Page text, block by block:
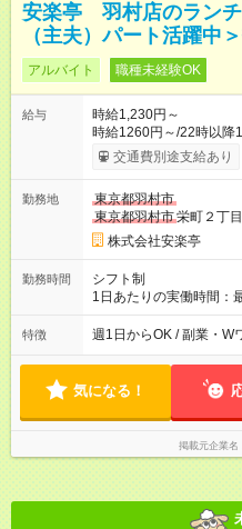
安楽亭 羽村店のラン
（主夫）パート活躍中
アルバイト 職種未経験OK
給与
時給1,230円～
時給1260円～/22時以降1575円 ※高校生時給
間】試用期間あり 試用
採用時と同じです。 ※
交通費別途支給あり
勤務地
東京都羽村市
東京都羽村市栄町２丁
株式会社安楽亭
勤務時間
シフト制
1日あたりの実働時間：
日3時間～OK！】 ＊レギ
ものお迎えまでの時間」
談可能◎
特徴 週1日からOK / 副業・W
気になる！
掲載元企業名